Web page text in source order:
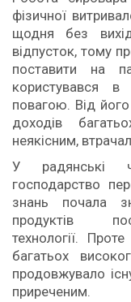
фізичної
щодня без
відпусток, тому
поставити на
користувався в
повагою. Від
доходів
неякісним,
У радянські
господарство
знань почала
продуктів
технології.
багатьох
продовжувало
приреченим.